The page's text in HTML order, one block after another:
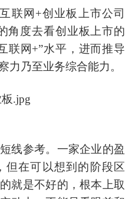
联网+创业板上市公司
角度去看创业板上市的
联网+”水平，进而推导
力乃至业务综合能力。
线参考。一家企业的盈
但在可以想到的阶段区
就是不好的，根本上取